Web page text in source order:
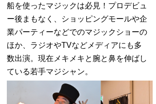
船を使ったマジックは必見！プロデビュ
ー後まもなく、ショッピングモールや企
業パーティーなどでのマジックショーの
ほか、ラジオやTVなどメディアにも多
数出演。現在メキメキと腕と鼻を伸ばし
ている若手マジシャン。